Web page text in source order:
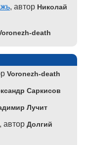
, автор Николай
death
Voronezh-death
Саркисов
Лучит
, автор Долгий